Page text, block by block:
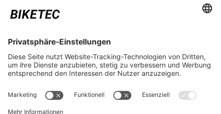
RECHTLICHES
SERVICES